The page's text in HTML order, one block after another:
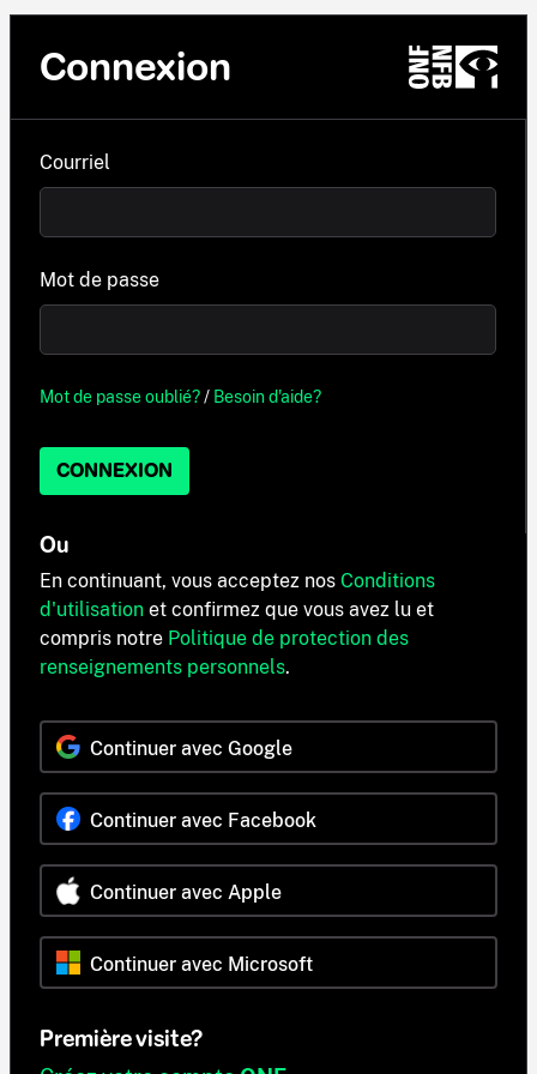
Connexion
Courriel
Mot de passe
Mot de passe oublié?/ Besoin d'aide?
CONNEXION
Ou
En continuant, vous acceptez nos Conditions
d'utilisation et confirmez que vous avez lu et
compris notre Politique de protection des
renseignements personnels.
Continuer avec Google
Continuer avec Facebook
Continuer avec Apple
Continuer avec Microsoft
Première visite?